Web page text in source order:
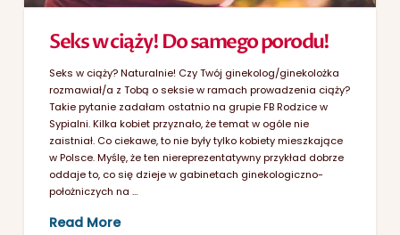
Seks w ciąży! Do samego porodu!
Seks w ciąży? Naturalnie! Czy Twój ginekolog/ginekolożka
rozmawiał/a z Tobą o seksie w ramach prowadzenia ciąży?
Takie pytanie zadałam ostatnio na grupie FB Rodzice w
Sypialni. Kilka kobiet przyznało, że temat w ogóle nie
zaistniał. Co ciekawe, to nie były tylko kobiety mieszkające
w Polsce. Myślę, że ten niereprezentatywny przykład dobrze
oddaje to, co się dzieje w gabinetach ginekologiczno-
położniczych na …
Read More